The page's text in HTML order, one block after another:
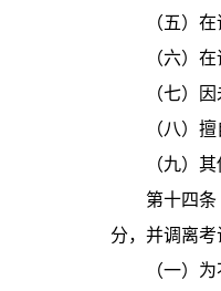
（五）
（六）
（七）
（八）
（九）
第十四
分，并调离
（一）